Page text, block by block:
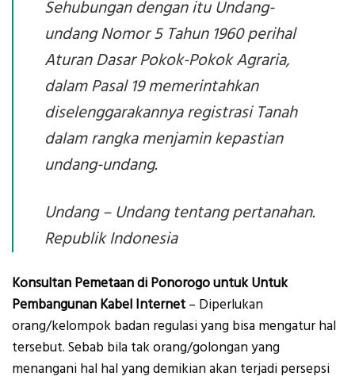
Sehubungan dengan itu Undang-
undang Nomor 5 Tahun 1960 perihal
Aturan Dasar Pokok-Pokok Agraria,
dalam Pasal 19 memerintahkan
diselenggarakannya registrasi Tanah
dalam rangka menjamin kepastian
undang-undang.
Undang – Undang tentang pertanahan.
Republik Indonesia
Konsultan Pemetaan di Ponorogo untuk Untuk
Pembangunan Kabel Internet – Diperlukan
orang/kelompok badan regulasi yang bisa mengatur hal
tersebut. Sebab bila tak orang/golongan yang
menangani hal hal yang demikian akan terjadi persepsi